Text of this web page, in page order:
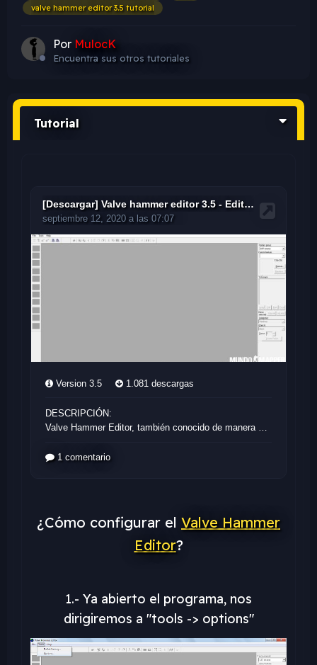
valve hammer editor 3.5 tutorial
Por MulocK
Encuentra sus otros tutoriales
Tutorial
¿Cómo configurar el Valve Hammer
Editor?
1.- Ya abierto el programa, nos
dirigiremos a "tools -> options"